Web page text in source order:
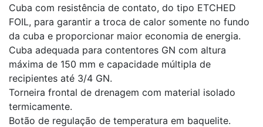
Cuba com resistência de contato, do tipo ETCHED
FOIL, para garantir a troca de calor somente no fundo
da cuba e proporcionar maior economia de energia.
Cuba adequada para contentores GN com altura
máxima de 150 mm e capacidade múltipla de
recipientes até 3/4 GN.
Torneira frontal de drenagem com material isolado
termicamente.
Botão de regulação de temperatura em baquelite.